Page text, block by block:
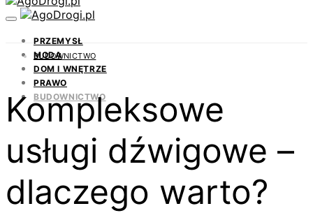
PRZEMYSŁ
MODA
DOM I WNĘTRZE
PRAWO
BUDOWNICTWO
BUDOWNICTWO
Kompleksowe
usługi dźwigowe –
dlaczego warto?